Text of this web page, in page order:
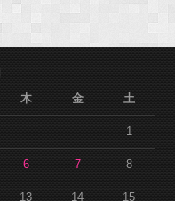
木 金 土
1
6 7 8
13 14 15